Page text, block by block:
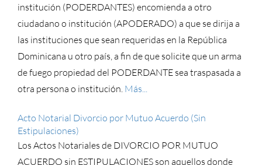
institución (PODERDANTES) encomienda a otro
ciudadano o institución (APODERADO) a que se dirija a
las instituciones que sean requeridas en la República
Dominicana u otro país, a fin de que solicite que un arma
de fuego propiedad del PODERDANTE sea traspasada a
otra persona o institución. Más...
Acto Notarial Divorcio por Mutuo Acuerdo (Sin
Estipulaciones)
Los Actos Notariales de DIVORCIO POR MUTUO
ACUERDO sin ESTIPULACIONES son aquellos donde